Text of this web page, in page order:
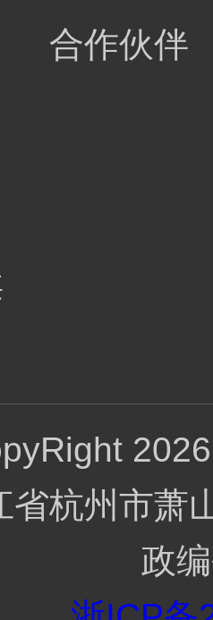
合作伙伴
省杭州市萧
政